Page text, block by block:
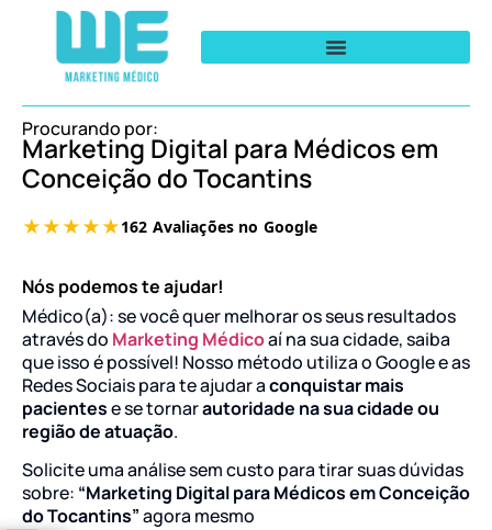
Procurando por:
Marketing Digital para Médicos em
Conceição do Tocantins
Nós podemos te ajudar!
Médico(a): se você quer melhorar os seus resultados
através do Marketing Médicoaí na sua cidade, saiba
que isso é possível! Nosso método utiliza o Google e as
Redes Sociais para te ajudar aconquistar mais
pacientese se tornarautoridade na sua cidade ou
região de atuação.
Solicite uma análise sem custo para tirar suas dúvidas
sobre: “Marketing Digital para Médicos em Conceição
do Tocantins”agora mesmo